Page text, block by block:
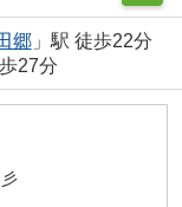
郷」駅 徒歩22分
27分